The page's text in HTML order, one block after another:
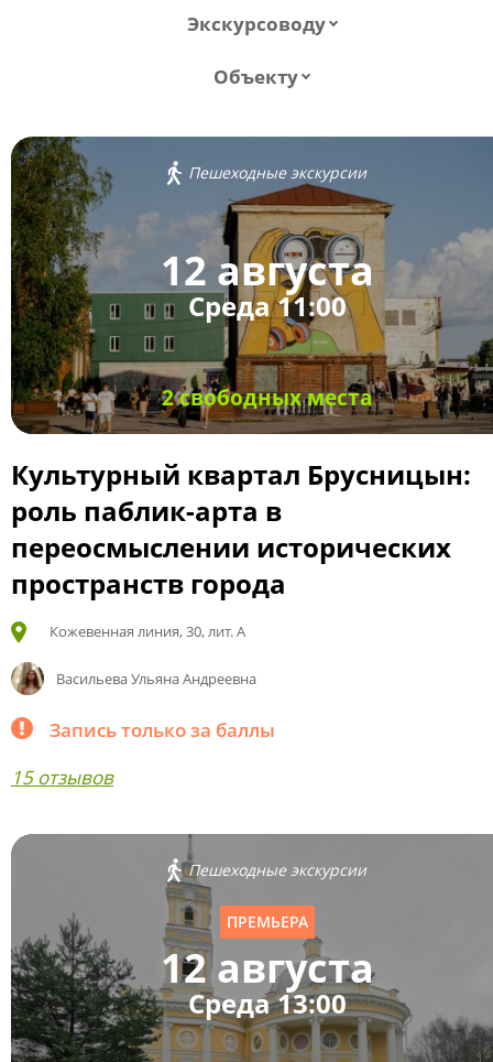
Экскурсоводу
Объекту
Пешеходные экскурсии
12 августа
Среда 11:00
2 свободных места
Культурный квартал Брусницын:
роль паблик-арта в
переосмыслении исторических
пространств города
Кожевенная линия, 30, лит. А
Васильева Ульяна Андреевна
Запись только за баллы
15 отзывов
Пешеходные экскурсии
ПРЕМЬЕРА
12 августа
Среда 13:00